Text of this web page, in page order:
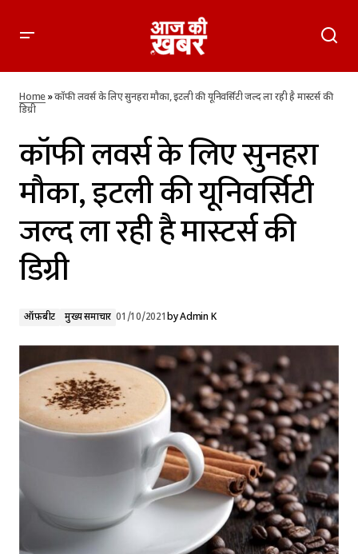
मास्‍टर्स की डिग्री
Home»कॉफी लवर्स के लिए सुनहरा मौका, इटली की यूनिवर्सिटी जल्द ला रही है मास्‍टर्स की
डिग्री
कॉफी लवर्स के लिए सुनहरा
मौका, इटली की यूनिवर्सिटी
जल्द ला रही है मास्‍टर्स की
डिग्री
ऑफ़बीट मुख्य समाचार 01/10/2021byAdmin K